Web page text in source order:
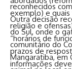
exemplo) e
religião e
“horários de
prazos de
informações
reconhecidos
Outra decisão
do Sul, onde o
comunitário do
Mangaratiba, em